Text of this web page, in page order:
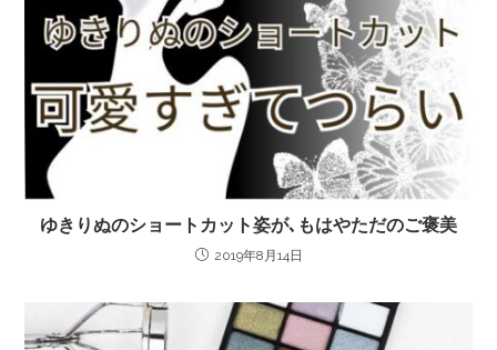
ゆきりぬのショートカット姿が､もはやただのご褒美
2019年8月14日